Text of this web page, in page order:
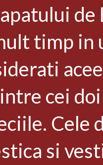
de
timp in
cei
Cele
si